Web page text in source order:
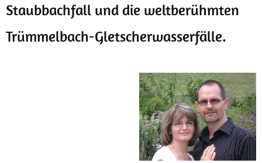
Staubbachfall und die weltberühmten
Trümmelbach-Gletscherwasserfälle.